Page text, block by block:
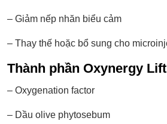
– Giảm nếp nhăn biểu cảm
– Thay thế hoặc bổ sung cho
Thành phần Oxynergy
– Oxygenation factor
– Dầu olive phytosebum